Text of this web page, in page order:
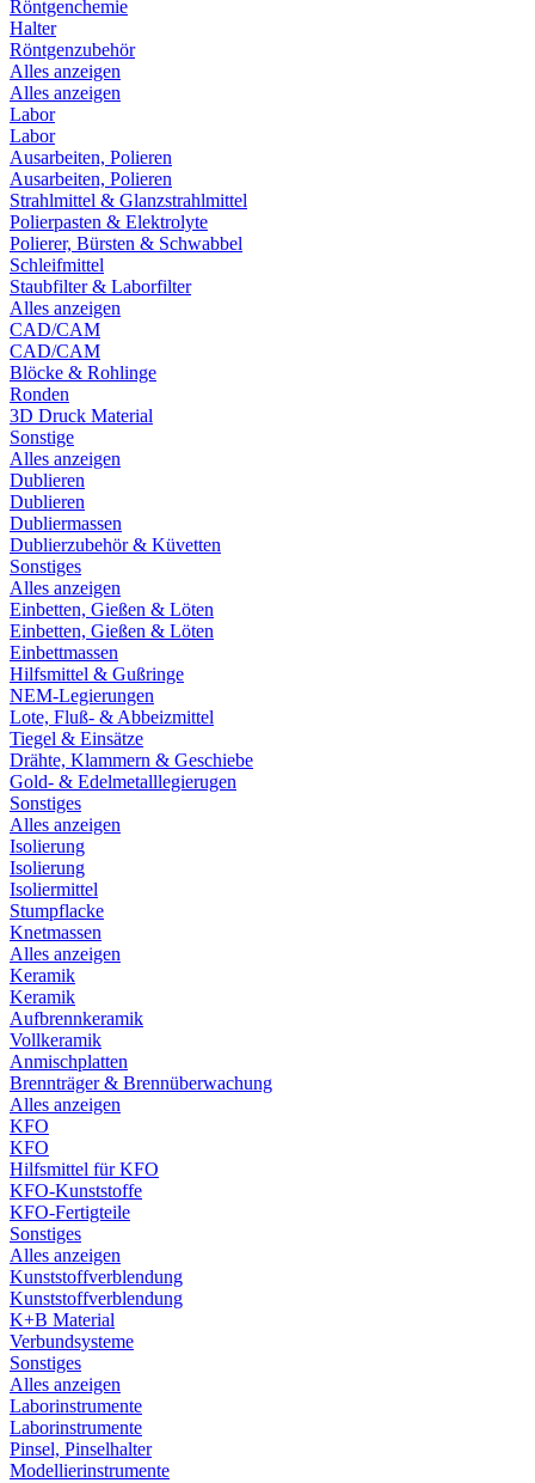
Röntgenchemie
Halter
Röntgenzubehör
Alles anzeigen
Alles anzeigen
Labor
Labor
Ausarbeiten, Polieren
Ausarbeiten, Polieren
Strahlmittel & Glanzstrahlmittel
Polierpasten & Elektrolyte
Polierer, Bürsten & Schwabbel
Schleifmittel
Staubfilter & Laborfilter
Alles anzeigen
CAD/CAM
CAD/CAM
Blöcke & Rohlinge
Ronden
3D Druck Material
Sonstige
Alles anzeigen
Dublieren
Dublieren
Dubliermassen
Dublierzubehör & Küvetten
Sonstiges
Alles anzeigen
Einbetten, Gießen & Löten
Einbetten, Gießen & Löten
Einbettmassen
Hilfsmittel & Gußringe
NEM-Legierungen
Lote, Fluß- & Abbeizmittel
Tiegel & Einsätze
Drähte, Klammern & Geschiebe
Gold- & Edelmetalllegierugen
Sonstiges
Alles anzeigen
Isolierung
Isolierung
Isoliermittel
Stumpflacke
Knetmassen
Alles anzeigen
Keramik
Keramik
Aufbrennkeramik
Vollkeramik
Anmischplatten
Brennträger & Brennüberwachung
Alles anzeigen
KFO
KFO
Hilfsmittel für KFO
KFO-Kunststoffe
KFO-Fertigteile
Sonstiges
Alles anzeigen
Kunststoffverblendung
Kunststoffverblendung
K+B Material
Verbundsysteme
Sonstiges
Alles anzeigen
Laborinstrumente
Laborinstrumente
Pinsel, Pinselhalter
Modellierinstrumente